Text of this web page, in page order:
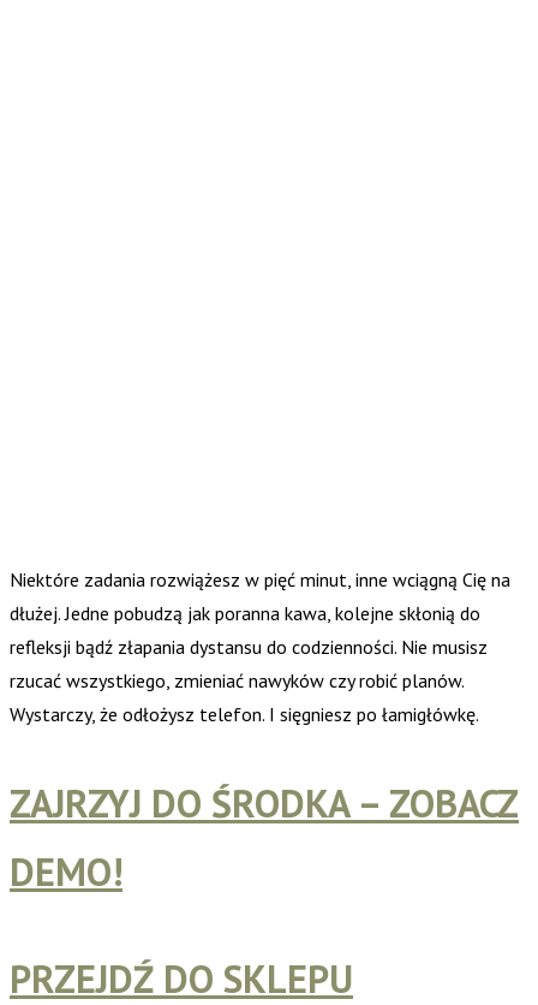
Niektóre zadania rozwiążesz w pięć minut, inne wciągną Cię na
dłużej. Jedne pobudzą jak poranna kawa, kolejne skłonią do
refleksji bądź złapania dystansu do codzienności. Nie musisz
rzucać wszystkiego, zmieniać nawyków czy robić planów.
Wystarczy, że odłożysz telefon. I sięgniesz po łamigłówkę.
ZAJRZYJ DO ŚRODKA – ZOBACZ
DEMO!
PRZEJDŹ DO SKLEPU